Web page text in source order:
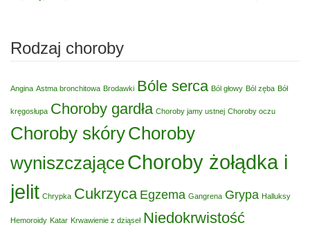
Rodzaj choroby
Angina Astma bronchitowa Brodawki Bóle serca Ból głowy Ból zęba Bół
kręgosłupa Choroby gardła Choroby jamy ustnej Choroby oczu
Choroby skóryChoroby
wyniszczająceChoroby żołądka i
jelit Chrypka Cukrzyca Egzema Gangrena Grypa Halluksy
Hemoroidy Katar Krwawienie z dziąseł Niedokrwistość